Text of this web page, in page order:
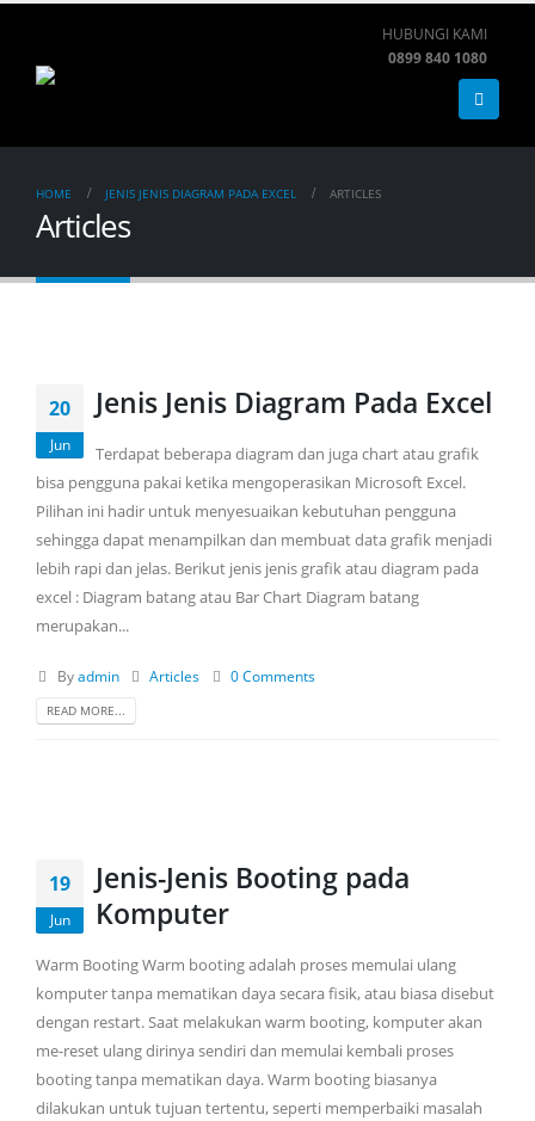
HUBUNGI KAMI
0899 840 1080
HOME JENIS JENIS DIAGRAM PADA EXCEL ARTICLES
Articles
20
Jun
Jenis Jenis Diagram Pada Excel
Terdapat beberapa diagram dan juga chart atau grafik
bisa pengguna pakai ketika mengoperasikan Microsoft Excel.
Pilihan ini hadir untuk menyesuaikan kebutuhan pengguna
sehingga dapat menampilkan dan membuat data grafik menjadi
lebih rapi dan jelas. Berikut jenis jenis grafik atau diagram pada
excel : Diagram batang atau Bar Chart Diagram batang
merupakan...
Byadmin Articles 0 Comments
READ MORE...
19
Jun
Jenis-Jenis Booting pada
Komputer
Warm Booting Warm booting adalah proses memulai ulang
komputer tanpa mematikan daya secara fisik, atau biasa disebut
dengan restart. Saat melakukan warm booting, komputer akan
me-reset ulang dirinya sendiri dan memulai kembali proses
booting tanpa mematikan daya. Warm booting biasanya
dilakukan untuk tujuan tertentu, seperti memperbaiki masalah